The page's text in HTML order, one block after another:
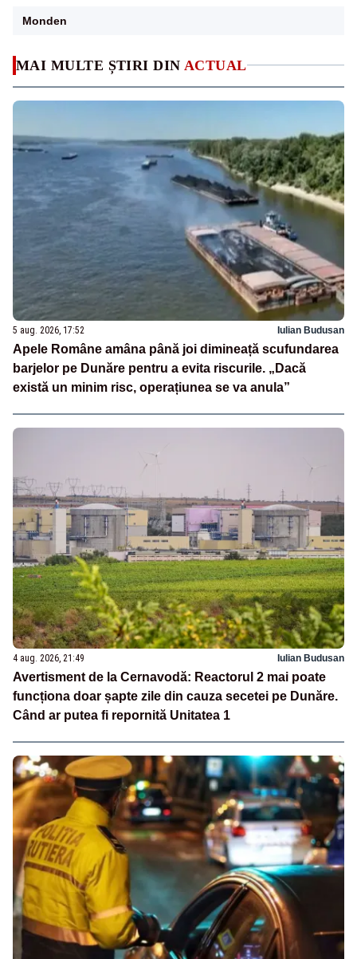
MAI MULTE ȘTIRI DIN ACTUAL
5 aug. 2026, 17:52 Iulian Budusan
Apele Române amâna până joi dimineață scufundarea
barjelor pe Dunăre pentru a evita riscurile. „Dacă
există un minim risc, operațiunea se va anula”
4 aug. 2026, 21:49 Iulian Budusan
Avertisment de la Cernavodă: Reactorul 2 mai poate
funcționa doar șapte zile din cauza secetei pe Dunăre.
Când ar putea fi repornită Unitatea 1
Monden